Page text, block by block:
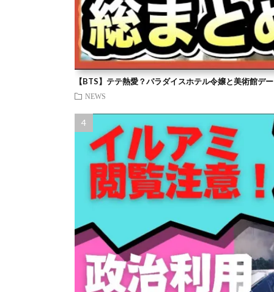
【BTS】テテ熱愛？パラダイスホテル令嬢と美術館デ
NEWS